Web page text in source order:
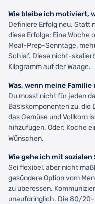
Wie bleibe ich motiviert,
Definiere Erfolg neu. Statt
diese Erfolge: Eine Woche
Meal-Prep-Sonntage,
Schlaf. Diese nicht-
Kilogramm auf der Waage.
Was, wenn meine
Du musst nicht für jeden
Basiskomponenten zu, die
das Gemüse und Vollkorn
hinzufügen. Oder: Koche
Wünschen.
Wie gehe ich mit
Sei flexibel, aber nicht
gesündere Option vom
zu überessen.
unaufdringlich. Die 80/20-